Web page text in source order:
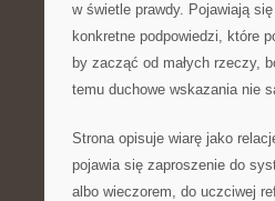
w świetle prawdy. Pojawiają
konkretne podpowiedzi, które
by zacząć od małych rzeczy,
temu duchowe wskazania nie
Strona opisuje wiarę jako
pojawia się zaproszenie do
albo wieczorem, do uczciwej